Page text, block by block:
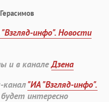
инфо". Новости
и в каналеДзена
"ИА "Взгляд-инфо".
интересно